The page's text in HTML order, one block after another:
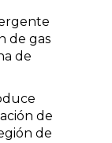
de gas
de
de
de